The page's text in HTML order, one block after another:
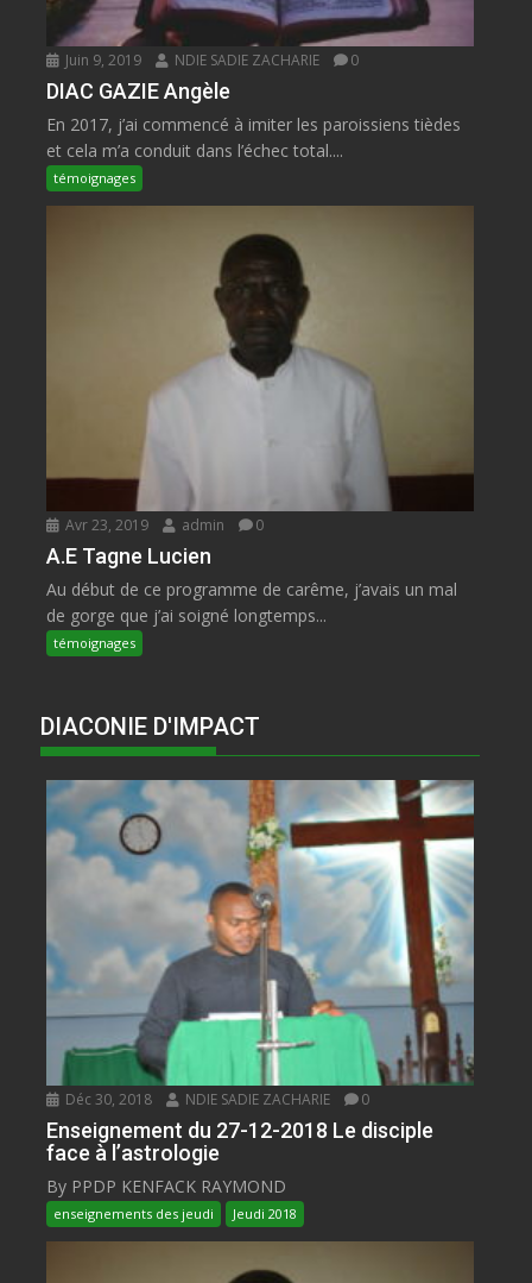
Juin 9, 2019 NDIE SADIE ZACHARIE 0
DIAC GAZIE Angèle
En 2017, j’ai commencé à imiter les paroissiens tièdes
et cela m’a conduit dans l’échec total....
témoignages
Avr 23, 2019 admin 0
A.E Tagne Lucien
Au début de ce programme de carême, j’avais un mal
de gorge que j’ai soigné longtemps...
témoignages
DIACONIE D'IMPACT
Déc 30, 2018 NDIE SADIE ZACHARIE 0
Enseignement du 27-12-2018 Le disciple
face à l’astrologie
By PPDP KENFACK RAYMOND
enseignements des jeudi Jeudi 2018